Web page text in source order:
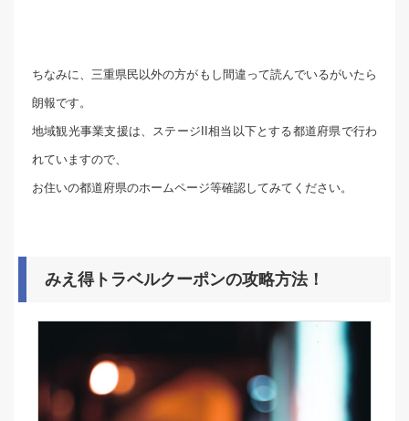
ちなみに、三重県民以外の方がもし間違って読んでいるがいたら
朗報です。
地域観光事業支援は、ステージII相当以下とする都道府県で行わ
れていますので、
お住いの都道府県のホームページ等確認してみてください。
みえ得トラベルクーポンの攻略方法！